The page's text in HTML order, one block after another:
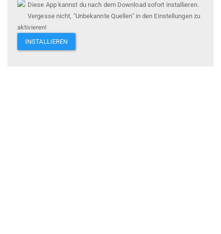
Diese App kannst du nach dem Download sofort installieren.
Vergesse nicht, "Unbekannte Quellen" in den Einstellungen zu
aktivieren!
INSTALLIEREN